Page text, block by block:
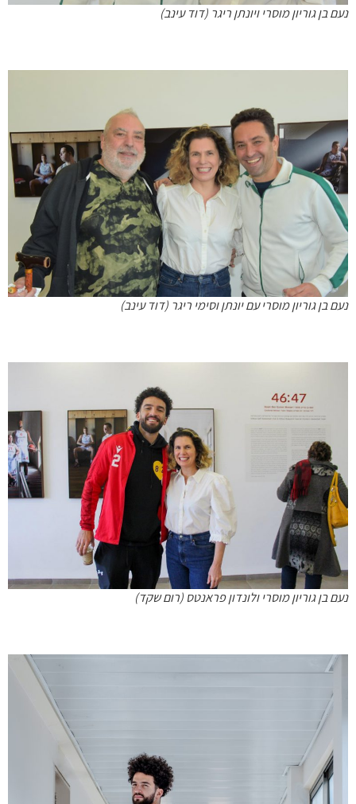
נעם בן גוריון מוסרי ויונתן ריגר (דוד עינב)
נעם בן גוריון מוסרי עם יונתן וסימי ריגר (דוד עינב)
נעם בן גוריון מוסרי ולונדון פראנטס (רום שקד)